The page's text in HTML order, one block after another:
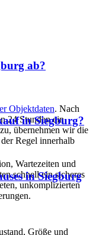
ab?
Objektdaten. Nach
24 Stunden ein
übernehmen wir die
Regel innerhalb
in Siegburg?
Wartezeiten und
schnell ein sicheres
unkomplizierten
in Siegburg
Größe und